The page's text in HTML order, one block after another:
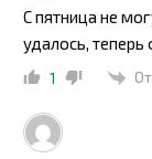
С пятница не
удалось,
1